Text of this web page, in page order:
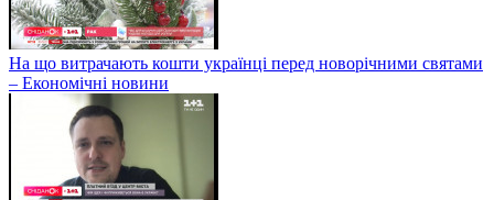
На що витрачають кошти українці перед новорічними святами
– Економічні новини